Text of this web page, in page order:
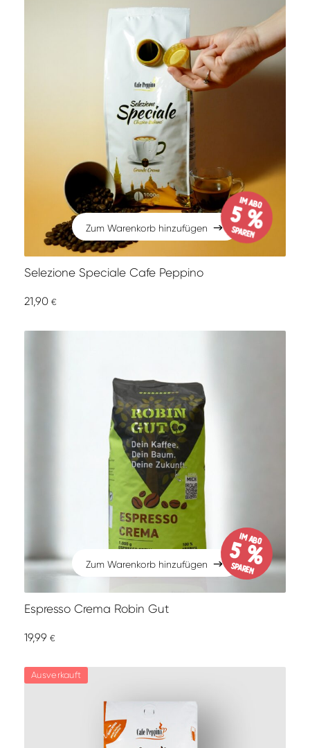
Zum Warenkorb hinzufügen
Zum Warenkorb hinzufügen
im Abo
5 %
sparen
Selezione Speciale Cafe Peppino
21,90 €
Zum Warenkorb hinzufügen
Zum Warenkorb hinzufügen
im Abo
5 %
sparen
Espresso Crema Robin Gut
19,99 €
Ausverkauft